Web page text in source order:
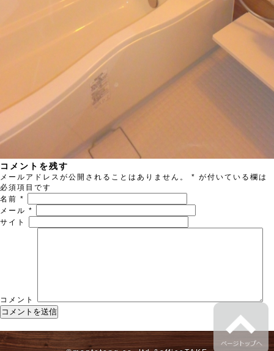
コメントを残す
メールアドレスが公開されることはありません。 * が付いている欄は
必須項目です
名前 *
メール *
サイト
コメント